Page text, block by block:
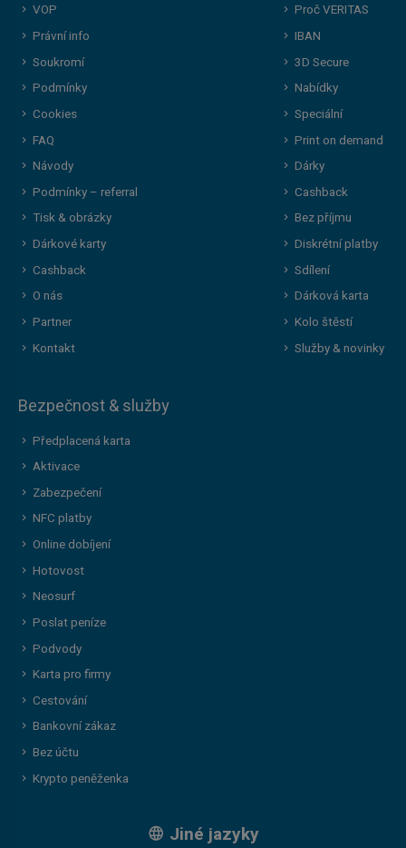
VOP
Právní info
Soukromí
Podmínky
Cookies
FAQ
Návody
Podmínky – referral
Tisk & obrázky
Dárkové karty
Cashback
O nás
Partner
Kontakt
Proč VERITAS
IBAN
3D Secure
Nabídky
Speciální
Print on demand
Dárky
Cashback
Bez příjmu
Diskrétní platby
Sdílení
Dárková karta
Kolo štěstí
Služby & novinky
Bezpečnost & služby
Předplacená karta
Aktivace
Zabezpečení
NFC platby
Online dobíjení
Hotovost
Neosurf
Poslat peníze
Podvody
Karta pro firmy
Cestování
Bankovní zákaz
Bez účtu
Krypto peněženka
Jiné jazyky